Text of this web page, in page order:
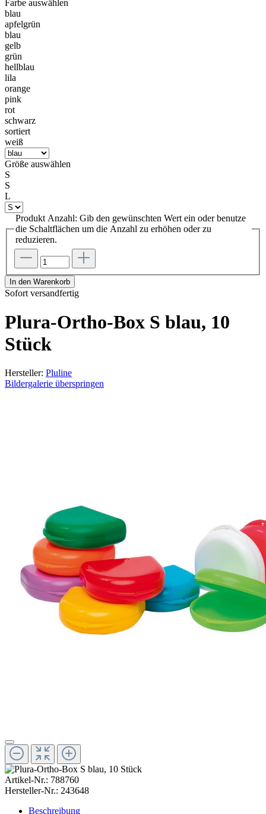
Farbe auswählen
blau
apfelgrün
blau
gelb
grün
hellblau
lila
orange
pink
rot
schwarz
sortiert
weiß
Größe auswählen
S
S
L
Produkt Anzahl: Gib den gewünschten Wert ein oder benutze
die Schaltflächen um die Anzahl zu erhöhen oder zu
reduzieren.
In den Warenkorb
Sofort versandfertig
Plura-Ortho-Box S blau, 10
Stück
Hersteller: Pluline
Bildergalerie überspringen
Artikel-Nr.: 788760
Hersteller-Nr.: 243648
Beschreibung